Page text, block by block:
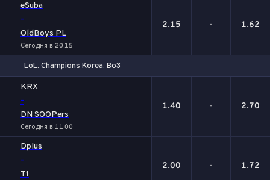
eSuba
-
OldBoys PL
Сегодня в 20:15
2.15 - 1.62
LoL. Champions Korea. Bo3
KRX
-
DN SOOPers
Сегодня в 11:00
1.40 - 2.70
Dplus
-
T1
2.00 - 1.72